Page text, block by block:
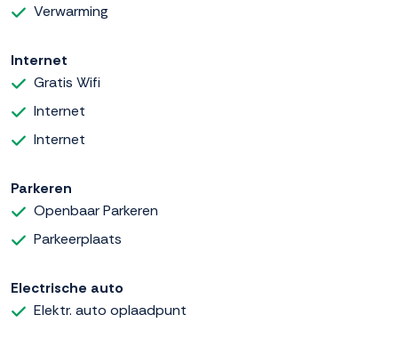
Verwarming
Internet
Gratis Wifi
Internet
Internet
Parkeren
Openbaar Parkeren
Parkeerplaats
Electrische auto
Elektr. auto oplaadpunt